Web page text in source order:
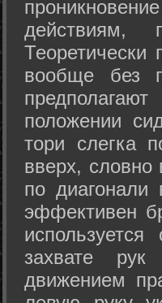
действиям,
вообще без
положении
тори слегка
вверх,
по
эффективен
захвате
движением